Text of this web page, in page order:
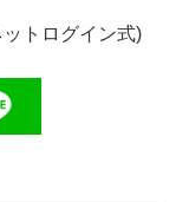
トログイン式)